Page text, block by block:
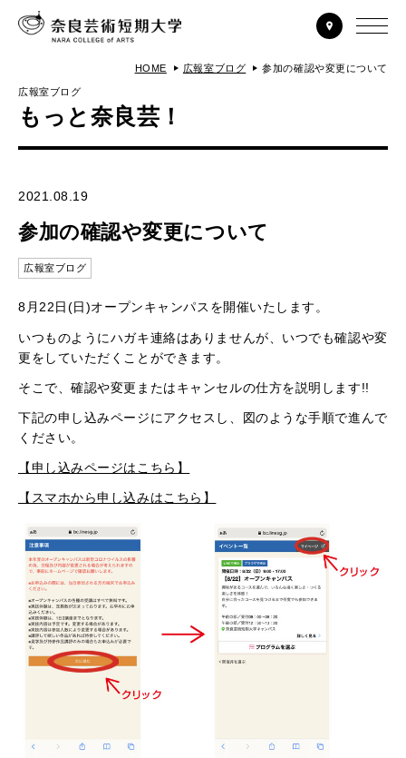
HOME 広報室ブログ 参加の確認や変更について
広報室ブログ
もっと奈良芸！
2021.08.19
参加の確認や変更について
広報室ブログ
8月22日(日)オープンキャンパスを開催いたします。
いつものようにハガキ連絡はありませんが、いつでも確認や変
更をしていただくことができます。
そこで、確認や変更またはキャンセルの仕方を説明します!!
下記の申し込みページにアクセスし、図のような手順で進んで
ください。
【申し込みページはこちら】
【スマホから申し込みはこちら】